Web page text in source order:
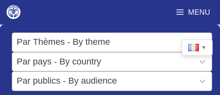
Aller
au
contenu
MENU
▼
Par Thèmes - By theme
17
results
available
Par pays - By country
50
results
available
Par publics - By audience
results